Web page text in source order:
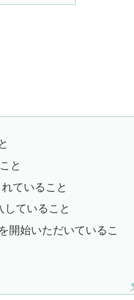
と
ていること
ていること
開始いただいているこ